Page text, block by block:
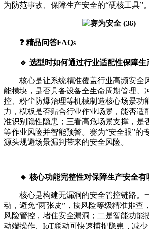
为防范事故、保障生产安全的“硬核工具”。
❓ 精品问答FAQs
🔹 选型时如何通过行业适配性保障生
核心是让系统精准覆盖行业高频安全
能模块，是否具备设备全生命周期管理、
控、粉尘防爆治理等机械制造核心场景功
力，模板是否贴合行业作业场景，能否适
准识别隐性隐患；三看高危场景支撑，是
等作业风险并智能预警。赛为“安全眼”的
源头规避场景漏判带来的安全风险。
🔹 核心功能完整性对保障生产安全有
核心是构建无漏洞的安全管控链路。
动，避免“两张皮”，按风险等级精准排查
风险管控，堵住安全漏洞；二是智能功能
动端操作、IoT联动可快速捕捉隐患，减